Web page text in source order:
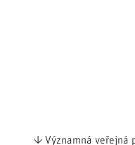
↓ Významná veřejná